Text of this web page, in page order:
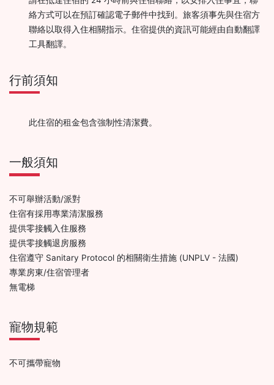
絡方式可以在預訂確認電子郵件中找到。旅客須事先與住宿方
聯絡以取得入住相關指示。住宿提供的資訊可能經由自動翻譯
工具翻譯。
行前須知
此住宿的租金包含強制性清潔費。
一般須知
不可舉辦活動/派對
住宿有採用專業清潔服務
提供零接觸入住服務
提供零接觸退房服務
住宿遵守 Sanitary Protocol 的相關衛生措施 (UNPLV - 法國)
專業房東/住宿管理者
無電梯
寵物規範
不可攜帶寵物